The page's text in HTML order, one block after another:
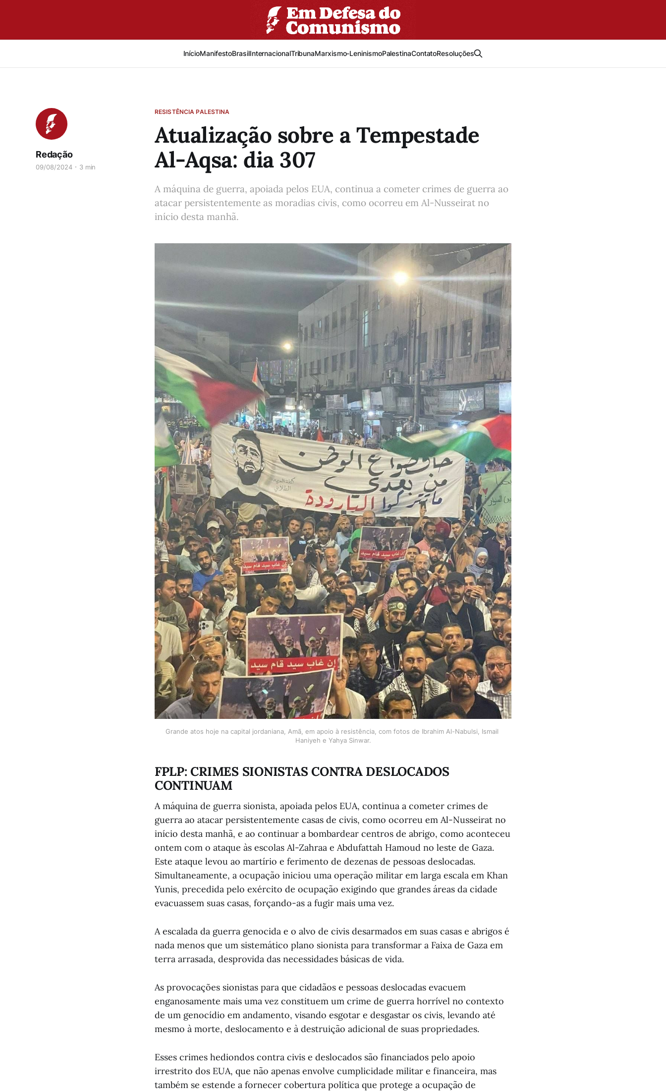
InícioManifestoBrasilInternacionalTribunaMarxismo-LeninismoPalestinaContatoResoluções
RESISTÊNCIA PALESTINA
Atualização sobre a Tempestade
Al-Aqsa: dia 307
Redação
09/08/2024 3 min
A máquina de guerra, apoiada pelos EUA, continua a cometer crimes de guerra ao
atacar persistentemente as moradias civis, como ocorreu em Al-Nusseirat no
início desta manhã.
Grande atos hoje na capital jordaniana, Amã, em apoio à resistência, com fotos de Ibrahim Al-Nabulsi, Ismail
Haniyeh e Yahya Sinwar.
FPLP: CRIMES SIONISTAS CONTRA DESLOCADOS
CONTINUAM
A máquina de guerra sionista, apoiada pelos EUA, continua a cometer crimes de
guerra ao atacar persistentemente casas de civis, como ocorreu em Al-Nusseirat no
início desta manhã, e ao continuar a bombardear centros de abrigo, como aconteceu
ontem com o ataque às escolas Al-Zahraa e Abdufattah Hamoud no leste de Gaza.
Este ataque levou ao martírio e ferimento de dezenas de pessoas deslocadas.
Simultaneamente, a ocupação iniciou uma operação militar em larga escala em Khan
Yunis, precedida pelo exército de ocupação exigindo que grandes áreas da cidade
evacuassem suas casas, forçando-as a fugir mais uma vez.
A escalada da guerra genocida e o alvo de civis desarmados em suas casas e abrigos é
nada menos que um sistemático plano sionista para transformar a Faixa de Gaza em
terra arrasada, desprovida das necessidades básicas de vida.
As provocações sionistas para que cidadãos e pessoas deslocadas evacuem
enganosamente mais uma vez constituem um crime de guerra horrível no contexto
de um genocídio em andamento, visando esgotar e desgastar os civis, levando até
mesmo à morte, deslocamento e à destruição adicional de suas propriedades.
Esses crimes hediondos contra civis e deslocados são financiados pelo apoio
irrestrito dos EUA, que não apenas envolve cumplicidade militar e financeira, mas
também se estende a fornecer cobertura política que protege a ocupação de